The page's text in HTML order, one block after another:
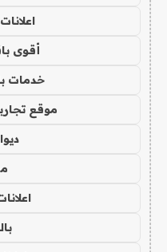
أقوى
خدمات با
موقع